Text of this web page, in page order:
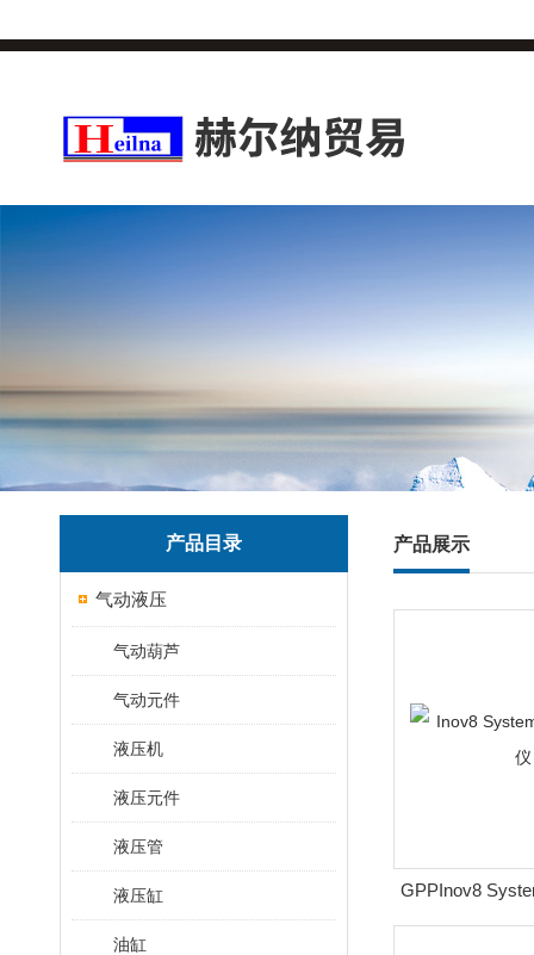
产品目录
气动液压
气动葫芦
气动元件
液压机
液压元件
液压管
液压缸
油缸
产品展示
GPPInov8
仪